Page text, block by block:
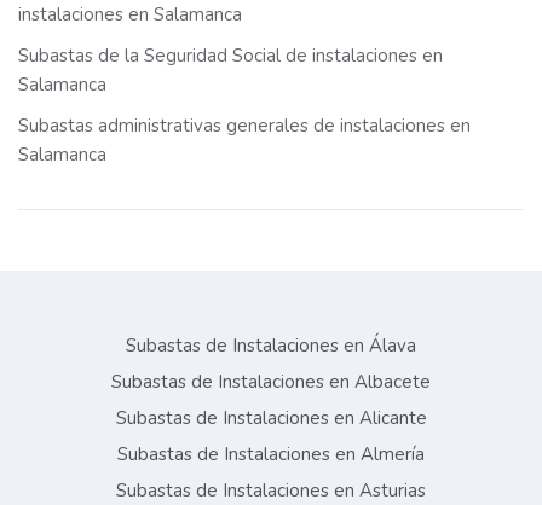
instalaciones en Salamanca
Subastas de la Seguridad Social de instalaciones en
Salamanca
Subastas administrativas generales de instalaciones en
Salamanca
Subastas de Instalaciones en Álava
Subastas de Instalaciones en Albacete
Subastas de Instalaciones en Alicante
Subastas de Instalaciones en Almería
Subastas de Instalaciones en Asturias